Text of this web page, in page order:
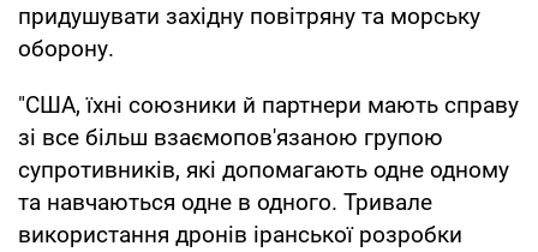
придушувати західну повітряну та морську
оборону.
"США, їхні союзники й партнери мають справу
зі все більш взаємопов'язаною групою
супротивників, які допомагають одне одному
та навчаються одне в одного. Тривале
використання дронів іранської розробки